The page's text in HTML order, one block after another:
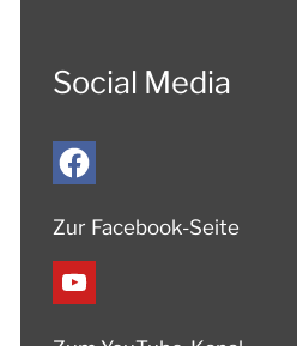
Social Media
Zur Facebook-Seite